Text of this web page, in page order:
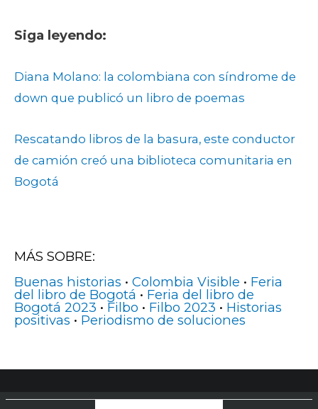
Siga leyendo:
Diana Molano: la colombiana con síndrome de
down que publicó un libro de poemas
Rescatando libros de la basura, este conductor
de camión creó una biblioteca comunitaria en
Bogotá
MÁS SOBRE:
Buenas historias • Colombia Visible • Feria
del libro de Bogotá • Feria del libro de
Bogotá 2023 • Filbo • Filbo 2023 • Historias
positivas • Periodismo de soluciones